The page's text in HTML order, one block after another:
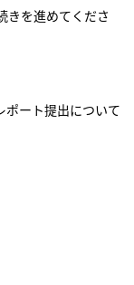
きを進めてくださ
ポート提出について